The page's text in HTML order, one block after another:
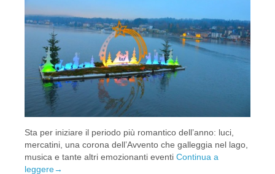
Sta per iniziare il periodo più romantico dell’anno: luci,
mercatini, una corona dell’Avvento che galleggia nel lago,
musica e tante altri emozionanti eventi Continua a
leggere→